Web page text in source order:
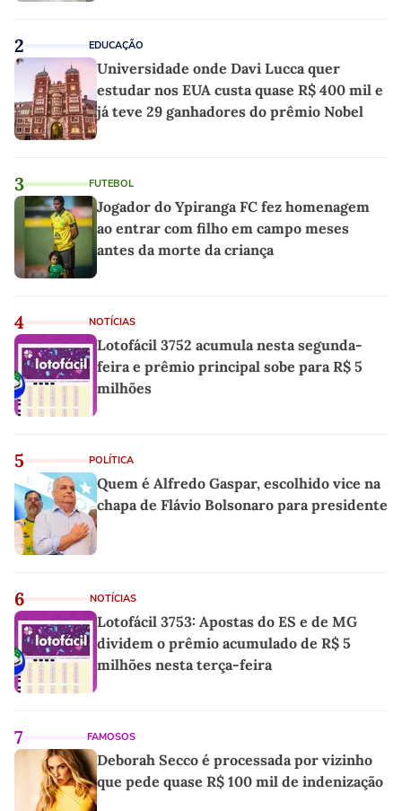
2 EDUCAÇÃO
Universidade onde Davi Lucca quer
estudar nos EUA custa quase R$ 400 mil e
já teve 29 ganhadores do prêmio Nobel
3 FUTEBOL
Jogador do Ypiranga FC fez homenagem
ao entrar com filho em campo meses
antes da morte da criança
4 NOTÍCIAS
Lotofácil 3752 acumula nesta segunda-
feira e prêmio principal sobe para R$ 5
milhões
5 POLÍTICA
Quem é Alfredo Gaspar, escolhido vice na
chapa de Flávio Bolsonaro para presidente
6 NOTÍCIAS
Lotofácil 3753: Apostas do ES e de MG
dividem o prêmio acumulado de R$ 5
milhões nesta terça-feira
7 FAMOSOS
Deborah Secco é processada por vizinho
que pede quase R$ 100 mil de indenização